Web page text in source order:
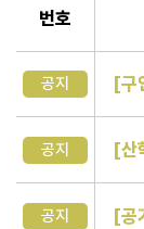
번호
공지 [구
공지 [산
공지 [공